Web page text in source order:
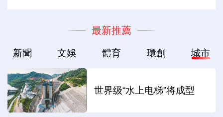
最新推薦
新聞 文娛 體育 環創 城市
世界级“水上电梯”将成型